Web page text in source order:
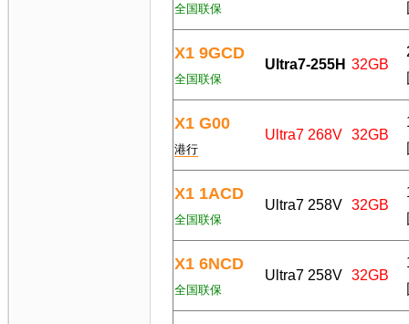
全国联保
X1 9GCD
全国联保
Ultra7-255H 32GB
X1 G00
港行
Ultra7 268V 32GB
X1 1ACD
全国联保
Ultra7 258V 32GB
X1 6NCD
全国联保
Ultra7 258V 32GB